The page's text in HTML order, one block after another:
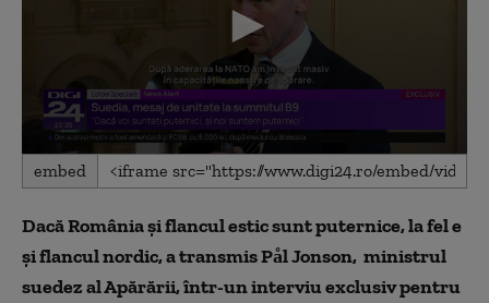
0
seconds
minutes,
59
seconds
embed
Dacă România și flancul estic sunt puternice, la fel e
și flancul nordic, a transmis Pål Jonson, ministrul
suedez al Apărării, într-un interviu exclusiv pentru